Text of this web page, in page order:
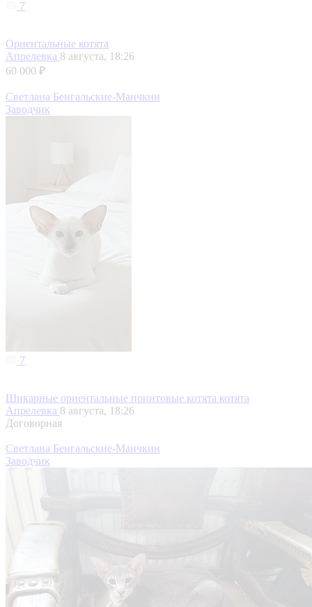
7
Ориентальные котята
Апрелевка 8 августа, 18:26
60 000 ₽
Светлана Бенгальские-Манчкин
Заводчик
7
Шикарные ориентальные поинтовые котята котята
Апрелевка 8 августа, 18:26
Договорная
Светлана Бенгальские-Манчкин
Заводчик